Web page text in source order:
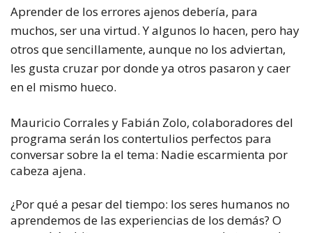
Aprender de los errores ajenos debería, para
muchos, ser una virtud. Y algunos lo hacen, pero hay
otros que sencillamente, aunque no los adviertan,
les gusta cruzar por donde ya otros pasaron y caer
en el mismo hueco.
Mauricio Corrales y Fabián Zolo, colaboradores del
programa serán los contertulios perfectos para
conversar sobre la el tema: Nadie escarmienta por
cabeza ajena.
¿Por qué a pesar del tiempo: los seres humanos no
aprendemos de las experiencias de los demás? O